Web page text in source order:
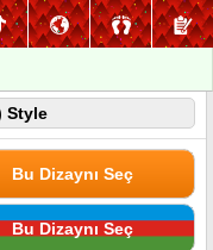
Style
Bu Dizaynı Seç
Bu Dizaynı Seç